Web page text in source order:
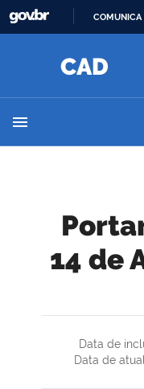
COMUNICA
menu
14 de
Data de
Data de